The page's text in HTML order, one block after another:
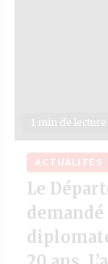
1 min de lecture
ACTUALITÉS
Le